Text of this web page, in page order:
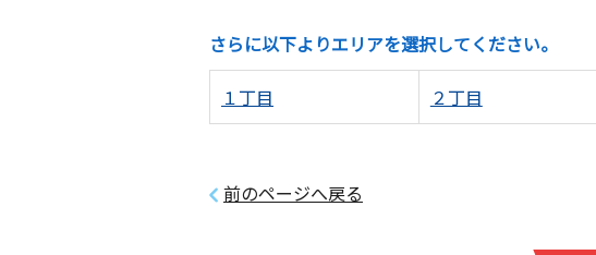
さらに以下よりエリアを選択してください。
１丁目 ２丁目
前のページへ戻る